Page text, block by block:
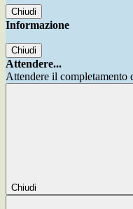
Chiudi
Informazione
Chiudi
Attendere...
Attendere il completamento
Chiudi